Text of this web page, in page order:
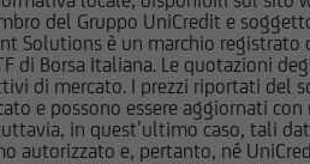
del Gruppo UniCredit e
Solutions è un marchio
di Borsa Italiana. Le quotazioni
di mercato. I prezzi riportati
e possono essere aggiornati
in quest’ultimo caso, tali
autorizzato e, pertanto, né
sulla base delle informazioni
di Milano e le società del
agli emittenti ed agli
Sito; le stesse potrebbero di volta
delle società menzionate